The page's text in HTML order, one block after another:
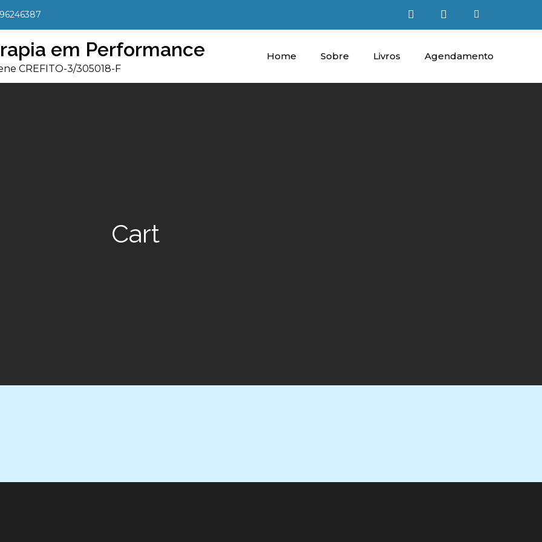
em Performance
CREFITO-3/305018-F
Home Sobre Livros Agendamento
Cart